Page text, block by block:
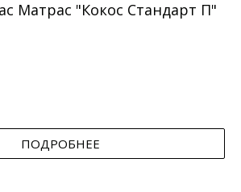
Матрас "Кокос Стандарт П"
ПОДРОБНЕЕ